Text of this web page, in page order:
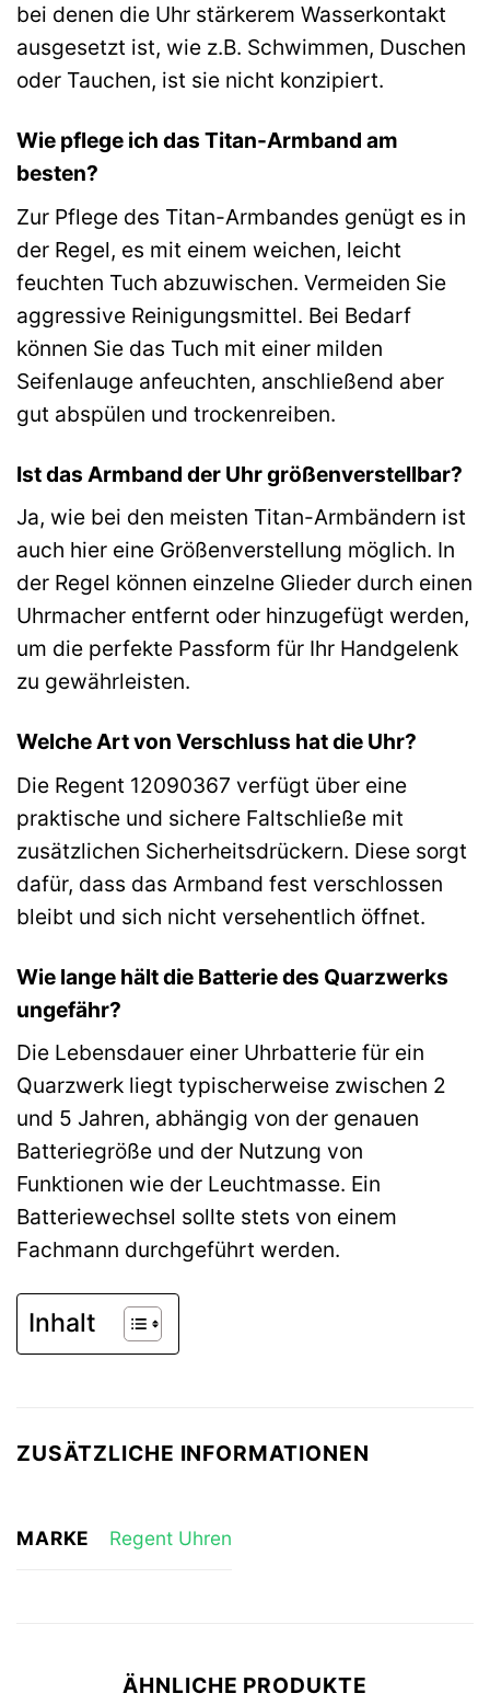
bei denen die Uhr stärkerem Wasserkontakt
ausgesetzt ist, wie z.B. Schwimmen, Duschen
oder Tauchen, ist sie nicht konzipiert.
Wie pflege ich das Titan-Armband am
besten?
Zur Pflege des Titan-Armbandes genügt es in
der Regel, es mit einem weichen, leicht
feuchten Tuch abzuwischen. Vermeiden Sie
aggressive Reinigungsmittel. Bei Bedarf
können Sie das Tuch mit einer milden
Seifenlauge anfeuchten, anschließend aber
gut abspülen und trockenreiben.
Ist das Armband der Uhr größenverstellbar?
Ja, wie bei den meisten Titan-Armbändern ist
auch hier eine Größenverstellung möglich. In
der Regel können einzelne Glieder durch einen
Uhrmacher entfernt oder hinzugefügt werden,
um die perfekte Passform für Ihr Handgelenk
zu gewährleisten.
Welche Art von Verschluss hat die Uhr?
Die Regent 12090367 verfügt über eine
praktische und sichere Faltschließe mit
zusätzlichen Sicherheitsdrückern. Diese sorgt
dafür, dass das Armband fest verschlossen
bleibt und sich nicht versehentlich öffnet.
Wie lange hält die Batterie des Quarzwerks
ungefähr?
Die Lebensdauer einer Uhrbatterie für ein
Quarzwerk liegt typischerweise zwischen 2
und 5 Jahren, abhängig von der genauen
Batteriegröße und der Nutzung von
Funktionen wie der Leuchtmasse. Ein
Batteriewechsel sollte stets von einem
Fachmann durchgeführt werden.
Inhalt
ZUSÄTZLICHE INFORMATIONEN
MARKE Regent Uhren
ÄHNLICHE PRODUKTE